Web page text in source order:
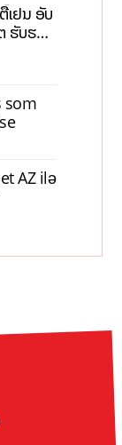
ເຢນ ອັບ
ຮັບຮອງ
som
AZ ilə